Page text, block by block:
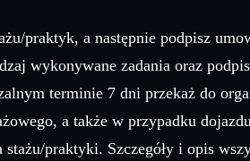
praktyk, a następnie podpisz
wykonywane zadania oraz
terminie 7 dni przekaż do
a także w przypadku
praktyki. Szczegóły i opis